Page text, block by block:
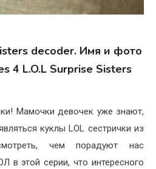
decoder. Имя и фото
4 L.O.L Surprise Sisters
Мамочки девочек уже знают,
куклы LOL сестрички из
чем порадуют нас
в этой серии, что интересного